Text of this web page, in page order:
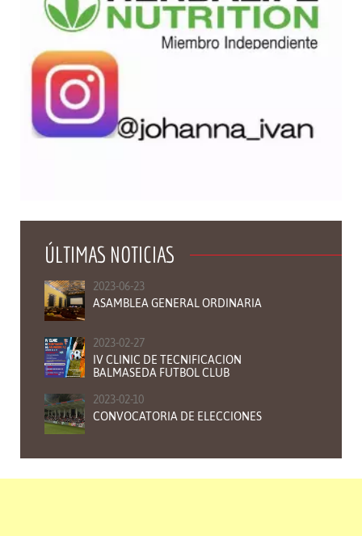
ÚLTIMAS NOTICIAS
2023-06-23
ASAMBLEA GENERAL ORDINARIA
2023-02-27
IV CLINIC DE TECNIFICACION
BALMASEDA FUTBOL CLUB
2023-02-10
CONVOCATORIA DE ELECCIONES